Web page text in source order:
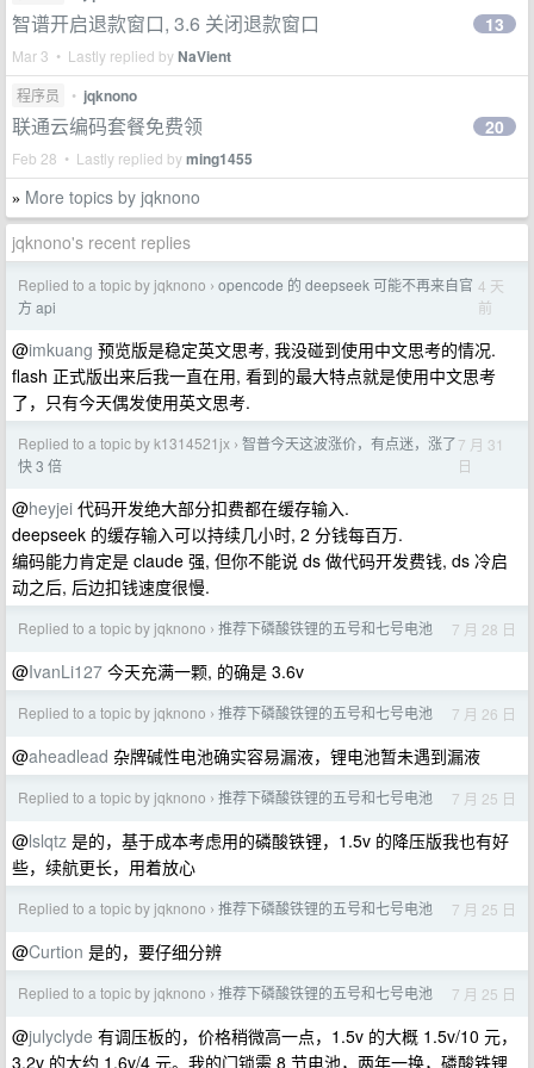
智谱开启退款窗口, 3.6 关闭退款窗口
Mar 3 • Lastly replied byNaVient
13
程序员 • jqknono
联通云编码套餐免费领
Feb 28 • Lastly replied byming1455
20
» More topics by jqknono
jqknono's recent replies
Replied to a topic by jqknono › opencode 的 deepseek 可能不再来自官
方 api
4 天
前
@imkuang 预览版是稳定英文思考, 我没碰到使用中文思考的情况.
flash 正式版出来后我一直在用, 看到的最大特点就是使用中文思考
了，只有今天偶发使用英文思考.
Replied to a topic by k1314521jx › 智普今天这波涨价，有点迷，涨了
快 3 倍
7 月 31
日
@heyjei 代码开发绝大部分扣费都在缓存输入.
deepseek 的缓存输入可以持续几小时, 2 分钱每百万.
编码能力肯定是 claude 强, 但你不能说 ds 做代码开发费钱, ds 冷启
动之后, 后边扣钱速度很慢.
Replied to a topic by jqknono › 推荐下磷酸铁锂的五号和七号电池 7 月 28 日
@IvanLi127 今天充满一颗, 的确是 3.6v
Replied to a topic by jqknono › 推荐下磷酸铁锂的五号和七号电池 7 月 26 日
@aheadlead 杂牌碱性电池确实容易漏液，锂电池暂未遇到漏液
Replied to a topic by jqknono › 推荐下磷酸铁锂的五号和七号电池 7 月 25 日
@lslqtz 是的，基于成本考虑用的磷酸铁锂，1.5v 的降压版我也有好
些，续航更长，用着放心
Replied to a topic by jqknono › 推荐下磷酸铁锂的五号和七号电池 7 月 25 日
@Curtion 是的，要仔细分辨
Replied to a topic by jqknono › 推荐下磷酸铁锂的五号和七号电池 7 月 25 日
@julyclyde 有调压板的，价格稍微高一点，1.5v 的大概 1.5v/10 元，
3.2v 的大约 1.6v/4 元。我的门锁需 8 节电池，两年一换，磷酸铁锂